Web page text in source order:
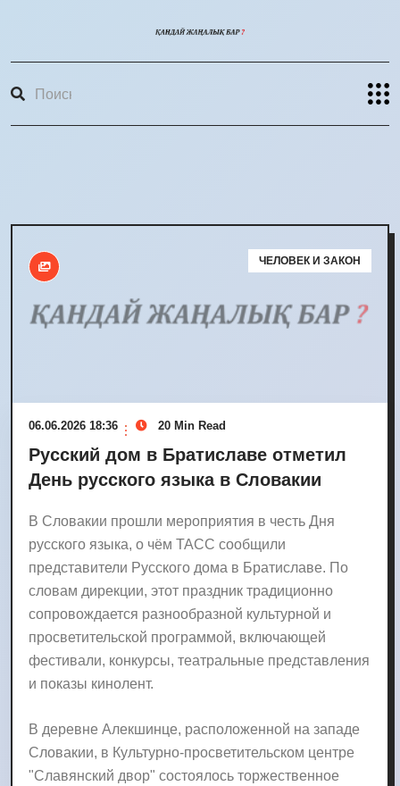
ЧЕЛОВЕК И ЗАКОН
06.06.2026 18:36 20 Min Read
Русский дом в Братиславе отметил
День русского языка в Словакии
В Словакии прошли мероприятия в честь Дня
русского языка, о чём ТАСС сообщили
представители Русского дома в Братиславе. По
словам дирекции, этот праздник традиционно
сопровождается разнообразной культурной и
просветительской программой, включающей
фестивали, конкурсы, театральные представления
и показы кинолент.
В деревне Алекшинце, расположенной на западе
Словакии, в Культурно-просветительском центре
"Славянский двор" состоялось торжественное